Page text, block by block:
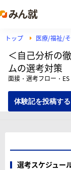
トップ 医療/福祉/
＜自己分析の
ムの選考対策
面接・選考フロー・
体験記を投稿する
選考スケジュー